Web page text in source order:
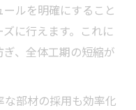
ルを明確にすること
に行えます。これに
、全体工期の短縮が
部材の採用も効率化